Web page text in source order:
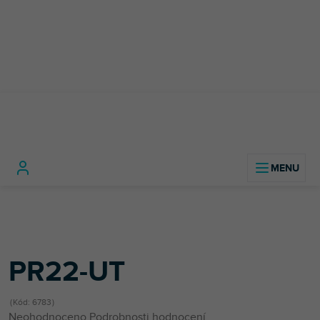
PR22-UT
Kód: 6783
Průměrné
Neohodnoceno Podrobnosti hodnocení